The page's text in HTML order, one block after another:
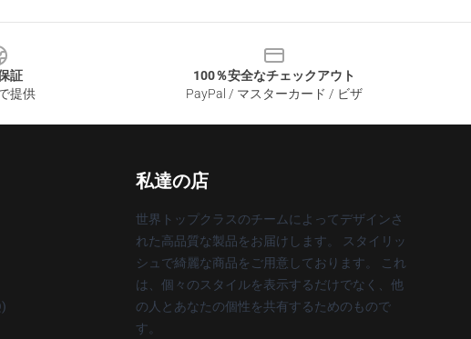
証
提供
100％安全なチェックアウト
PayPal / マスターカード / ビザ
私達の店
世界トップクラスのチームによってデザインさ
れた高品質な製品をお届けします。 スタイリッ
シュで綺麗な商品をご用意しております。 これ
は、個々のスタイルを表示するだけでなく、他
の人とあなたの個性を共有するためのもので
す。